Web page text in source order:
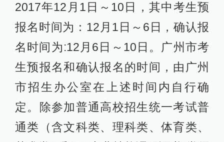
2017年12月1日～10日，其中考生预
报名时间为：12月1日～6日，确认报
名时间为:12月6日～10日。广州市考
生预报名和确认报名的时间，由广州
市招生办公室在上述时间内自行确
定。除参加普通高校招生统一考试普
通类（含文科类、理科类、体育类、